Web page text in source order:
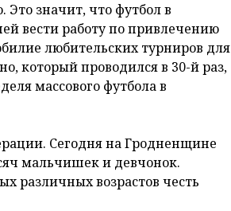
значит, что футбол в
вести работу по привлечению
любительских турниров для
который проводился в 30-й раз,
массового футбола в
Сегодня на Гродненщине
мальчишек и девчонок.
различных возрастов честь